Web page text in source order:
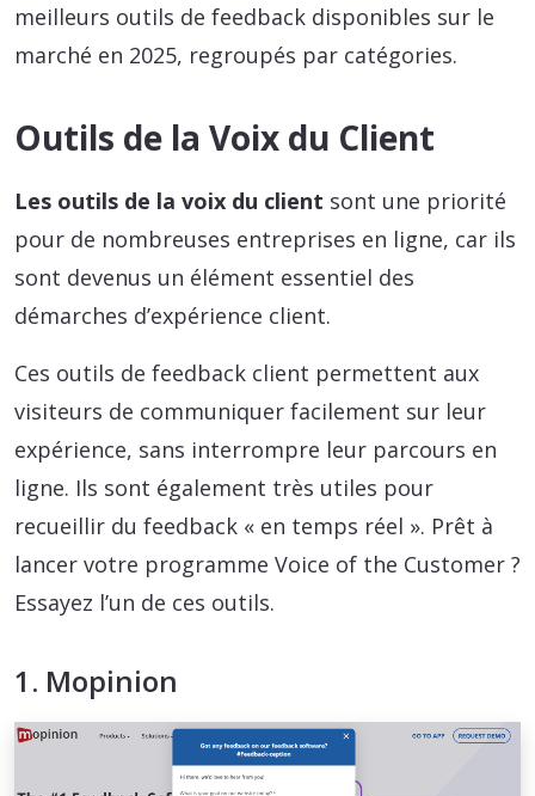
meilleurs outils de feedback disponibles sur le
marché en 2025, regroupés par catégories.
Outils de la Voix du Client
Les outils de la voix du client sont une priorité
pour de nombreuses entreprises en ligne, car ils
sont devenus un élément essentiel des
démarches d’expérience client.
Ces outils de feedback client permettent aux
visiteurs de communiquer facilement sur leur
expérience, sans interrompre leur parcours en
ligne. Ils sont également très utiles pour
recueillir du feedback « en temps réel ». Prêt à
lancer votre programme Voice of the Customer ?
Essayez l’un de ces outils.
1. Mopinion